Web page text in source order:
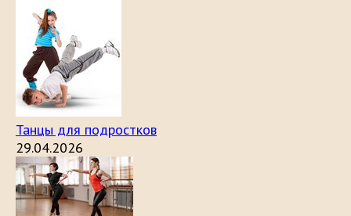
Танцы для подростков
29.04.2026